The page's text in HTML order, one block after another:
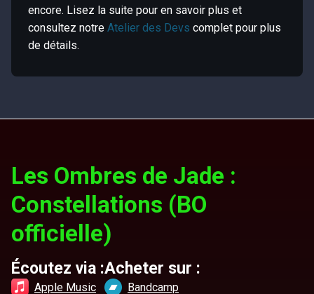
encore. Lisez la suite pour en savoir plus et
consultez notre Atelier des Devs complet pour plus
de détails.
Les Ombres de Jade :
Constellations (BO
officielle)
Écoutez via :
Apple Music
Acheter sur :
Bandcamp